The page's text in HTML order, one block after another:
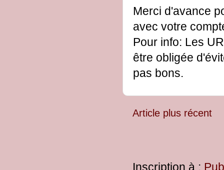
Merci d'avance
avec votre
Pour info: Les
être obligée
pas bons.
Article plus récent
Inscription à :